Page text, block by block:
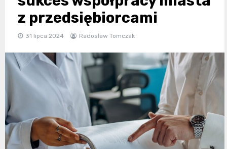
z przedsiębiorcami
31 lipca 2024 Radosław Tomczak